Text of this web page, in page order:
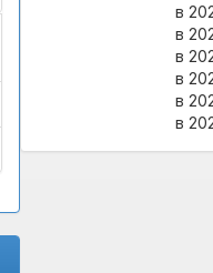
в
в
в
в
в
в